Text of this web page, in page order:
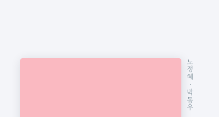
노정혜
· 박동우